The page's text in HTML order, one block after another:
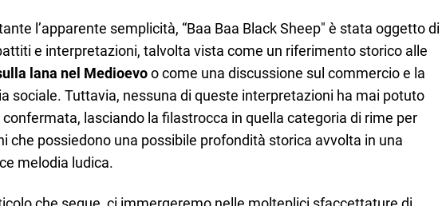
l’apparente semplicità, “Baa Baa Black Sheep" è stata oggetto di
e interpretazioni, talvolta vista come un riferimento storico alle
lana nel Medioevoo come una discussione sul commercio e la
sociale. Tuttavia, nessuna di queste interpretazioni ha mai potuto
lasciando la filastrocca in quella categoria di rime per
che possiedono una possibile profondità storica avvolta in una
melodia ludica.